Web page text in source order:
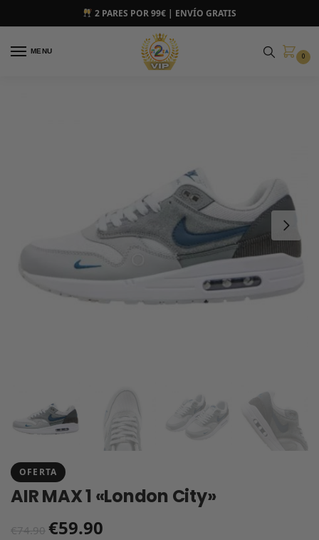
2 PARES POR 99€ | ENVÍO GRATIS
MENU
0
OFERTA
AIR MAX 1 «London City»
€74.90 €59.90